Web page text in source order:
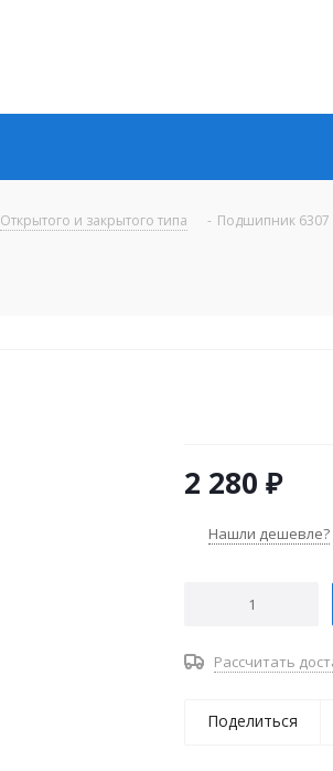
Открытого и закрытого типа - Подшипник 6307
2 280 ₽
Нашли дешевле?
Рассчитать
Поделиться